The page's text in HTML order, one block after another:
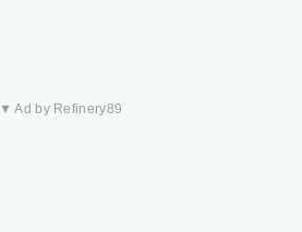
▼ Ad by Refinery89